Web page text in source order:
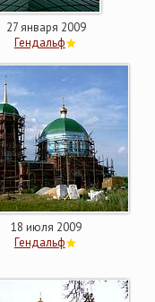
27 января 2009
Гендальф
18 июля 2009
Гендальф